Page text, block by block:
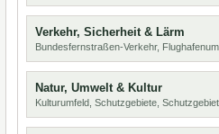
Verkehr, Sicherheit & Lärm
Bundesfernstraßen-Verkehr,
Natur, Umwelt & Kultur
Kulturumfeld, Schutzgebiete,